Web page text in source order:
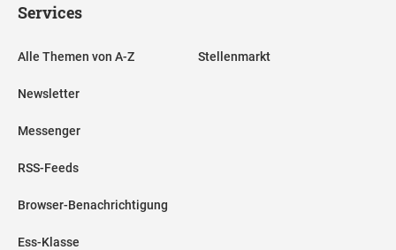
Services
Alle Themen von A-Z
Newsletter
Messenger
RSS-Feeds
Browser-Benachrichtigung
Ess-Klasse
Stellenmarkt